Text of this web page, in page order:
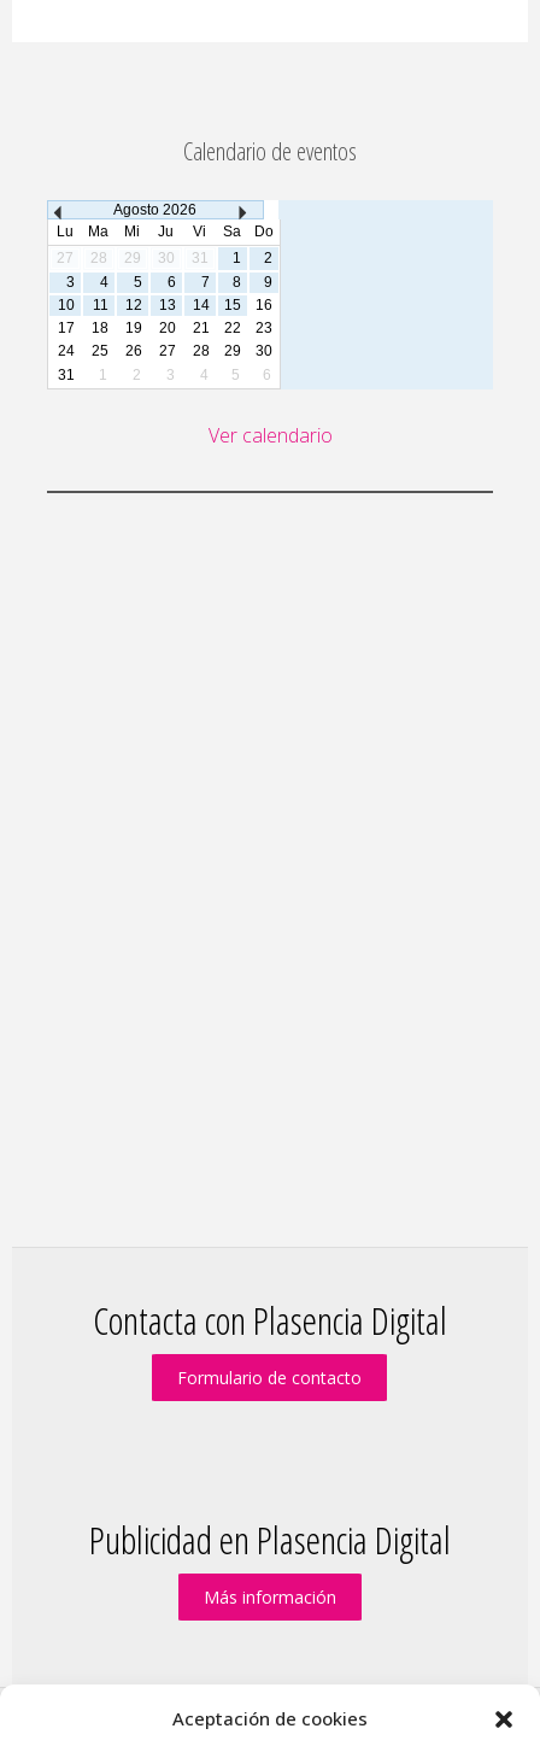
Aceptación de cookies
Calendario de eventos
Agosto 2026
Lu
Ma Mi Ju Vi Sa
Do
27
28 29 30 31 1
2
3
4 5 6 7 8
9
10
11 12 13 14 15
16
17
18 19 20 21 22
23
24
25 26 27 28 29
30
31
1 2 3 4 5 6
Ver calendario
Contacta con Plasencia Digital
Formulario de contacto
Publicidad en Plasencia Digital
Más información